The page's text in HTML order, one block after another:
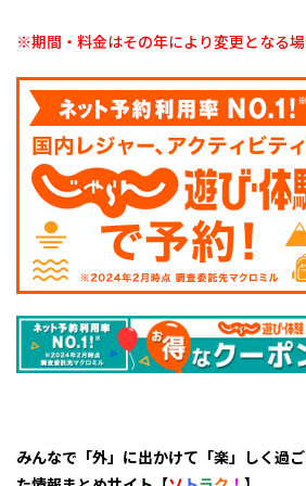
※期間・料金はその年により変更となる場
みんなで「外」に出かけて「楽」しく過